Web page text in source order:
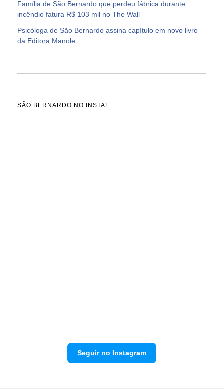
Família de São Bernardo que perdeu fábrica durante
incêndio fatura R$ 103 mil no The Wall
Psicóloga de São Bernardo assina capítulo em novo livro
da Editora Manole
SÃO BERNARDO NO INSTA!
Seguir no Instagram